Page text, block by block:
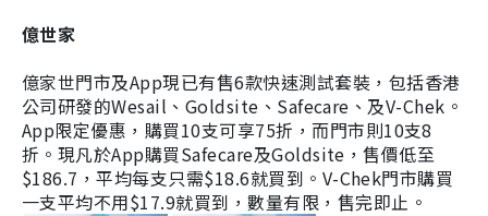
億世家
億家世門市及App現已有售6款快速測試套裝，包括香港
公司研發的Wesail、Goldsite、Safecare、及V-Chek。
App限定優惠，購買10支可享75折，而門市則10支8
折。現凡於App購買Safecare及Goldsite，售價低至
$186.7，平均每支只需$18.6就買到。V-Chek門市購買
一支平均不用$17.9就買到，數量有限，售完即止。